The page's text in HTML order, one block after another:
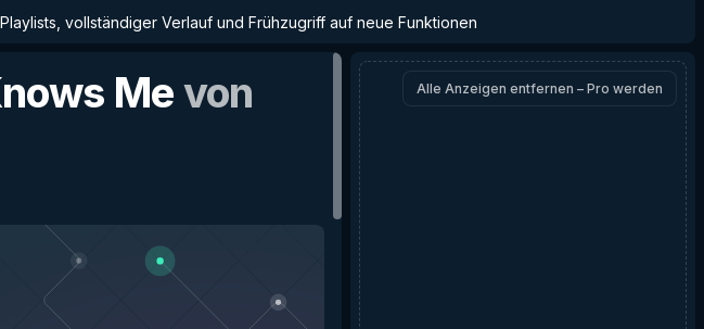
vollständiger Verlauf und Frühzugriff auf neue Funktionen
Mevon
Alle Anzeigen entfernen – Pro werden